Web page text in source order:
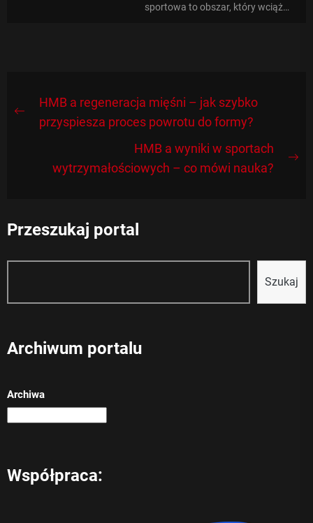
sportowa to obszar, który wciąż
Nawigacja
wpisu
Previous
HMB a regeneracja mięśni – jak szybko
przyspiesza proces powrotu do formy?
HMB a wyniki w sportach
wytrzymałościowych – co mówi nauka?
Przeszukaj portal
Szukaj
Archiwum portalu
Archiwa
Współpraca: